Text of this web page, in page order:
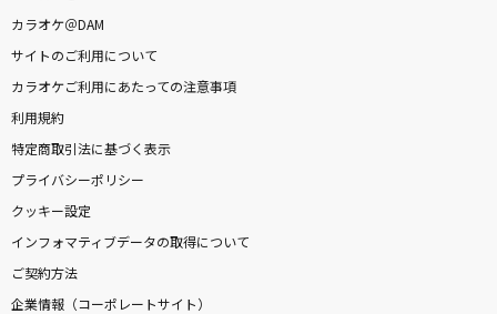
カラオケ＠DAM
サイトのご利用について
カラオケご利用にあたっての注意事項
利用規約
特定商取引法に基づく表示
プライバシーポリシー
クッキー設定
インフォマティブデータの取得について
ご契約方法
企業情報（コーポレートサイト）